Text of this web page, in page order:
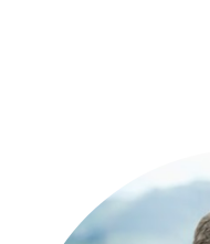
Durch einen Klick auf